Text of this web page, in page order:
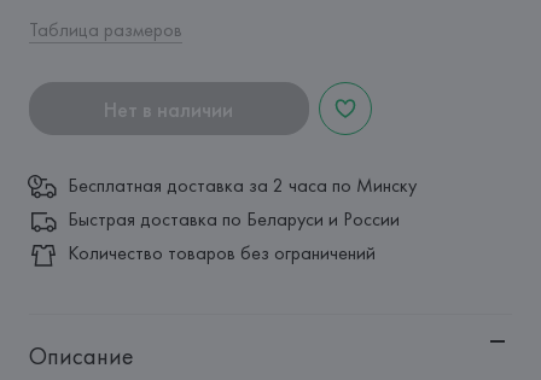
Таблица размеров
Нет в наличии
Бесплатная доставка за 2 часа по Минску
Быстрая доставка по Беларуси и России
Количество товаров без ограничений
Описание